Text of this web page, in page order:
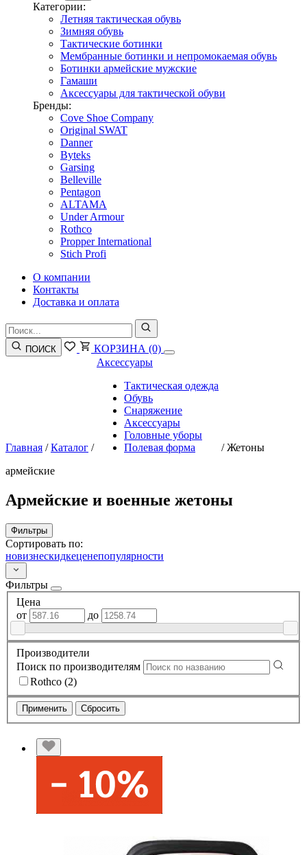
Категории:
Летняя тактическая обувь
Зимняя обувь
Тактические ботинки
Мембранные ботинки и непромокаемая обувь
Ботинки армейские мужские
Гамаши
Аксессуары для тактической обуви
Бренды:
Cove Shoe Company
Original SWAT
Danner
Byteks
Garsing
Belleville
Pentagon
ALTAMA
Under Armour
Rothco
Propper International
Stich Profi
О компании
Контакты
Доставка и оплата
ПОИСК КОРЗИНА (0)
Главная /Каталог /
Аксессуары
Тактическая одежда
Обувь
Снаряжение
Аксессуары
Головные уборы
Полевая форма
/Жетоны
армейские
Армейские и военные жетоны
Фильтры
Сортировать по:
новизнескидкеценепопулярности
Фильтры
Цена
от
до
Производители
Поиск по производителям
Rothco (2)
Применить Сбросить